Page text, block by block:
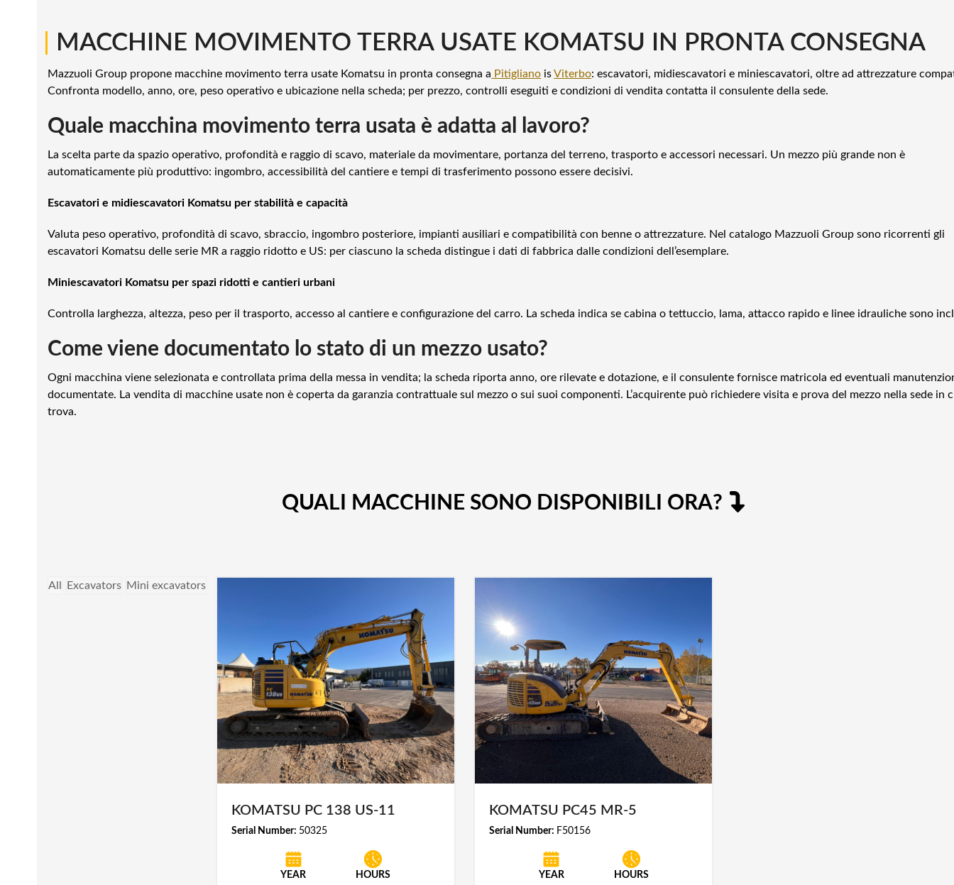
MACCHINE MOVIMENTO TERRA USATE KOMATSU IN PRONTA CONSEGNA
Mazzuoli Group propone macchine movimento terra usate Komatsu in pronta consegna a Pitigliano isViterbo: escavatori, midiescavatori e miniescavatori, oltre ad attrezzature
Confronta modello, anno, ore, peso operativo e ubicazione nella scheda; per prezzo, controlli eseguiti e condizioni di vendita contatta il consulente della sede.
Quale macchina movimento terra usata è adatta al lavoro?
La scelta parte da spazio operativo, profondità e raggio di scavo, materiale da movimentare, portanza del terreno, trasporto e accessori necessari. Un mezzo più grande non è
automaticamente più produttivo: ingombro, accessibilità del cantiere e tempi di trasferimento possono essere decisivi.
Escavatori e midiescavatori Komatsu per stabilità e capacità
Valuta peso operativo, profondità di scavo, sbraccio, ingombro posteriore, impianti ausiliari e compatibilità con benne o attrezzature. Nel catalogo Mazzuoli Group sono ricorrenti gli
escavatori Komatsu delle serie MR a raggio ridotto e US: per ciascuno la scheda distingue i dati di fabbrica dalle condizioni dell’esemplare.
Miniescavatori Komatsu per spazi ridotti e cantieri urbani
Controlla larghezza, altezza, peso per il trasporto, accesso al cantiere e configurazione del carro. La scheda indica se cabina o tettuccio, lama, attacco rapido e linee idrauliche sono
Come viene documentato lo stato di un mezzo usato?
Ogni macchina viene selezionata e controllata prima della messa in vendita; la scheda riporta anno, ore rilevate e dotazione, e il consulente fornisce matricola ed eventuali
documentate. La vendita di macchine usate non è coperta da garanzia contrattuale sul mezzo o sui suoi componenti. L’acquirente può richiedere visita e prova del mezzo nella sede in
trova.
QUALI MACCHINE SONO DISPONIBILI ORA?
All Excavators Mini excavators
KOMATSU PC 138 US-11
Serial Number: 50325
YEAR HOURS
KOMATSU PC45 MR-5
Serial Number: F50156
YEAR HOURS